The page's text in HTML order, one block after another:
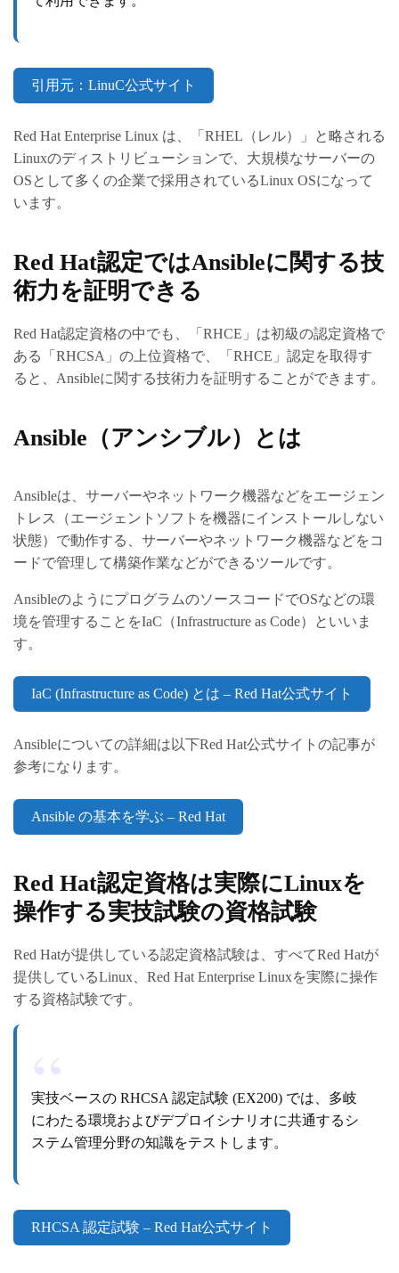
引用元：LinuC公式サイト
Red Hat Enterprise Linux は、「RHEL（レル）」と略される
Linuxのディストリビューションで、大規模なサーバーの
OSとして多くの企業で採用されているLinux OSになって
います。
Red Hat認定ではAnsibleに関する技
術力を証明できる
Red Hat認定資格の中でも、「RHCE」は初級の認定資格で
ある「RHCSA」の上位資格で、「RHCE」認定を取得す
ると、Ansibleに関する技術力を証明することができます。
Ansible（アンシブル）とは
Ansibleは、サーバーやネットワーク機器などをエージェン
トレス（エージェントソフトを機器にインストールしない
状態）で動作する、サーバーやネットワーク機器などをコ
ードで管理して構築作業などができるツールです。
AnsibleのようにプログラムのソースコードでOSなどの環
境を管理することをIaC（Infrastructure as Code）といいま
す。
IaC (Infrastructure as Code) とは – Red Hat公式サイト
Ansibleについての詳細は以下Red Hat公式サイトの記事が
参考になります。
Ansible の基本を学ぶ – Red Hat
Red Hat認定資格は実際にLinuxを
操作する実技試験の資格試験
Red Hatが提供している認定資格試験は、すべてRed Hatが
提供しているLinux、Red Hat Enterprise Linuxを実際に操作
する資格試験です。
実技ベースの RHCSA 認定試験 (EX200) では、多岐
にわたる環境およびデプロイシナリオに共通するシ
ステム管理分野の知識をテストします。
RHCSA 認定試験 – Red Hat公式サイト